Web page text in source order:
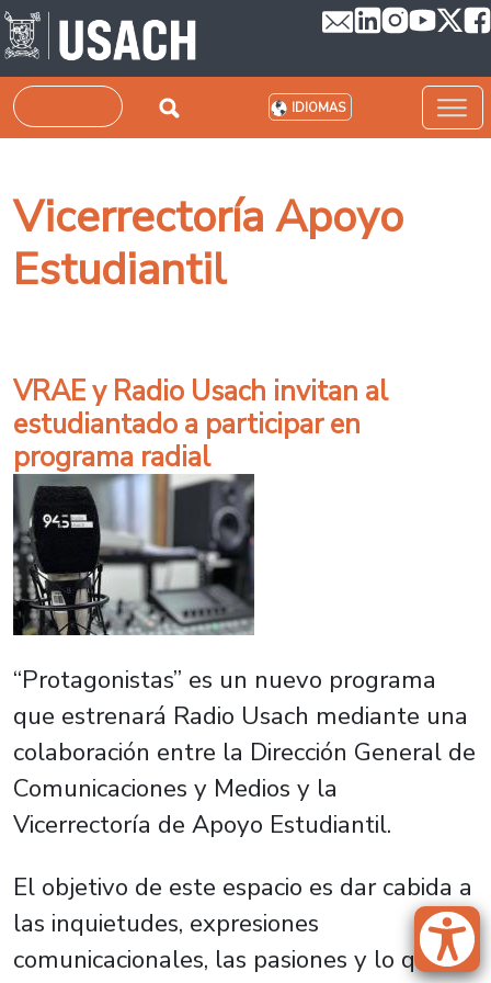
Pasar al contenido principal
Buscar IDIOMAS
Vicerrectoría Apoyo
Estudiantil
VRAE y Radio Usach invitan al
estudiantado a participar en
programa radial
“Protagonistas” es un nuevo programa
que estrenará Radio Usach mediante una
colaboración entre la Dirección General de
Comunicaciones y Medios y la
Vicerrectoría de Apoyo Estudiantil.
El objetivo de este espacio es dar cabida a
las inquietudes, expresiones
comunicacionales, las pasiones y lo que